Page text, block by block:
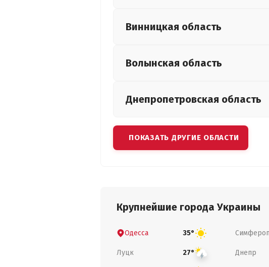
Винницкая область
Волынская область
Днепропетровская область
ПОКАЗАТЬ ДРУГИЕ ОБЛАСТИ
Крупнейшие города Украины
Одесса 35°
Луцк 27° Днепр